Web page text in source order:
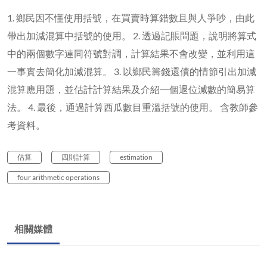
1. 鄉民因不懂使用括號，在買賣時算錯數且與人爭吵，由此
帶出加減混算中括號的使用。 2. 透過記賬問題，說明將算式
中的兩個數字連同符號對調，計算結果不會改變，並利用這
一事實去簡化加減混算。 3. 以鄉民籌錢還債的情節引出加減
混算應用題，並估計計算結果及介紹一個退位減數的簡易算
法。 4. 最後，通過計算西瓜數目重溫括號的使用。 含教師參
考資料。
估算 四則計算 estimation
four arithmetic operations
相關媒體